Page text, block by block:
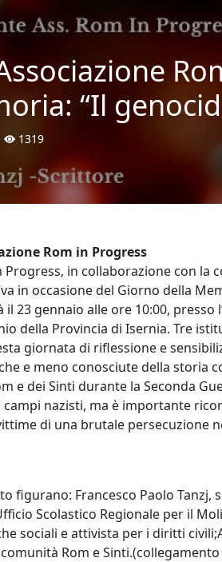
“Il
1319
Rom in Progress
Progress, in collaborazione con la
in occasione del Giorno della
il 23 gennaio alle ore 10:00,
della Provincia di Isernia. Tre
giornata di riflessione e
e meno conosciute della storia
e dei Sinti durante la Seconda
nazisti, ma è importante
di una brutale persecuzione
figurano: Francesco Paolo
Scolastico Regionale per il
sociali e attivista per i diritti
Rom e Sinti.(collegamento